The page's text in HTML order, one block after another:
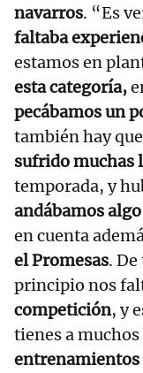
navarros. “Es
faltaba
estamos en
esta categoría,
pecábamos un
también hay
sufrido muchas
temporada, y
andábamos
en cuenta
el Promesas.
principio nos
competición, y
tienes a